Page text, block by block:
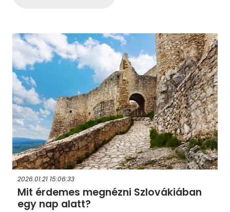
2026.01.21 15:06:33
Mit érdemes megnézni Szlovákiában
egy nap alatt?